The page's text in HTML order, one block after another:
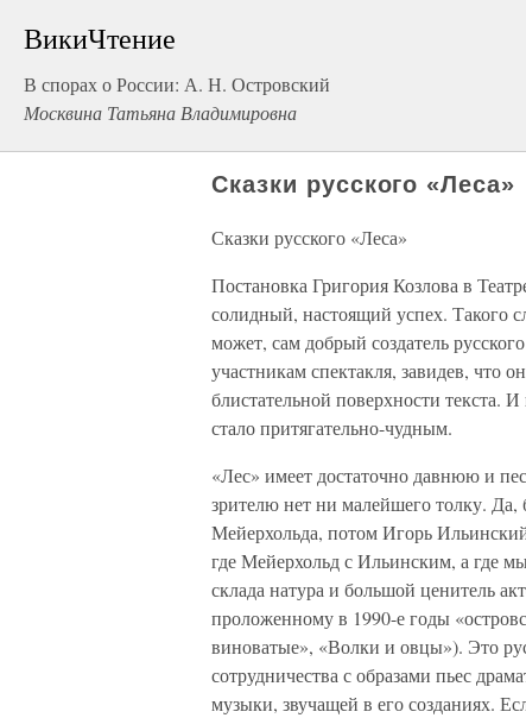
ВикиЧтение
В спорах о России: А. Н. Островский
Москвина Татьяна Владимировна
Сказки русского «Леса»
Сказки русского «Леса»
Постановка Григория Козлова в
солидный, настоящий успех. Такого
может, сам добрый создатель
участникам спектакля, завидев, что
блистательной поверхности текста.
стало притягательно-чудным.
«Лес» имеет достаточно давнюю и
зрителю нет ни малейшего толку.
Мейерхольда, потом Игорь
где Мейерхольд с Ильинским, а где
склада натура и большой ценитель
проложенному в 1990-е годы
виноватые», «Волки и овцы»). Это
сотрудничества с образами пьес
музыки, звучащей в его созданиях.